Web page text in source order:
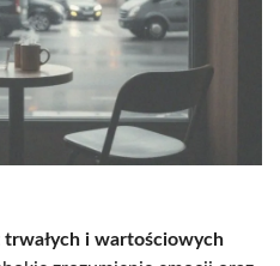
i wartościowych